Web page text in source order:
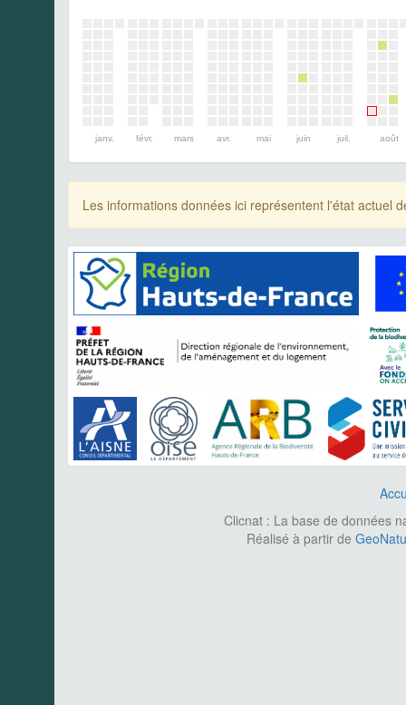
janv. févr. mars avr. mai juin juil. août
Les informations données ici représentent l'état actuel
Clicnat : La base de données
Réalisé à partir de